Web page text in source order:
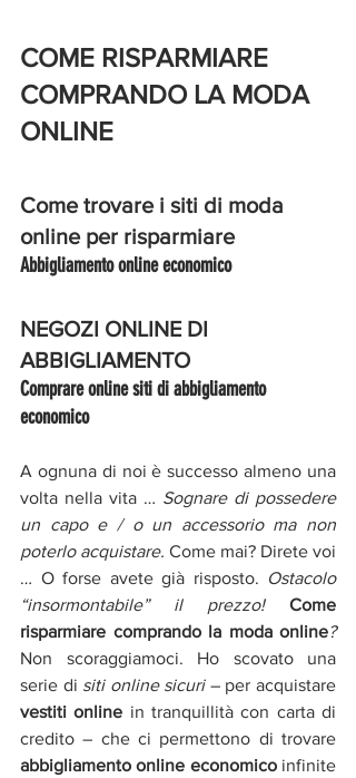
COME RISPARMIARE
COMPRANDO LA MODA
ONLINE
Come trovare i siti di moda
online per risparmiare
Abbigliamento online economico
NEGOZI ONLINE DI
ABBIGLIAMENTO
Comprare online siti di abbigliamento
economico
A ognuna di noi è successo almeno una
volta nella vita … Sognare di possedere
un capo e / o un accessorio ma non
poterlo acquistare. Come mai? Direte voi
… O forse avete già risposto. Ostacolo
“insormontabile” il prezzo! Come
risparmiare comprando la moda online ?
Non scoraggiamoci. Ho scovato una
serie di siti online sicuri
vestiti online in tranquillità con carta di
abbigliamento online economico infinite